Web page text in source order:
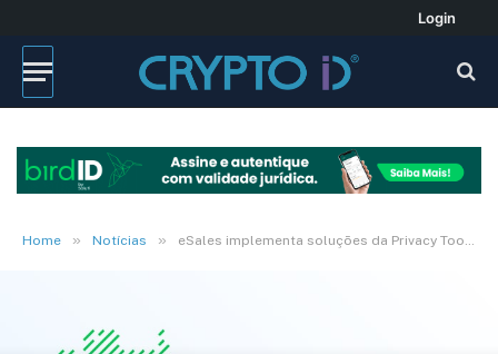
Login
Home » Notícias » eSales implementa soluções da Privacy Tools em atenção à LGPD